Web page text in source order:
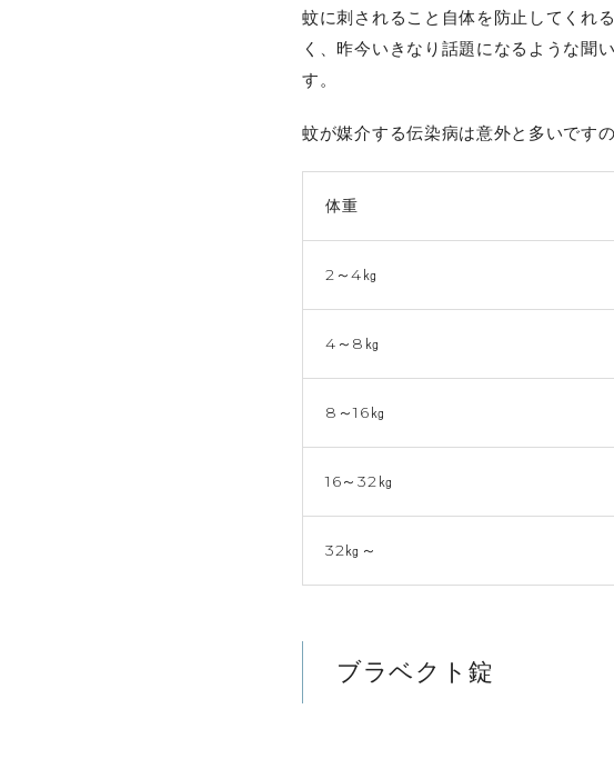
蚊に刺されること自体を防止してくれ
く、昨今いきなり話題になるような聞
す。
蚊が媒介する伝染病は意外と多いですの
体重
2～4㎏
4～8㎏
8～16㎏
16～32㎏
32㎏～
ブラベクト錠